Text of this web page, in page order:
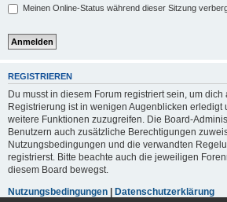
Meinen Online-Status während dieser Sitzung
REGISTRIEREN
Du musst in diesem Forum registriert sein, um
Registrierung ist in wenigen Augenblicken erledigt
weitere Funktionen zuzugreifen. Die Board-
Benutzern auch zusätzliche Berechtigungen
Nutzungsbedingungen und die verwandten
registrierst. Bitte beachte auch die jeweiligen
diesem Board bewegst.
Nutzungsbedingungen
Datenschutzerklärung